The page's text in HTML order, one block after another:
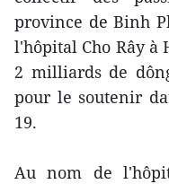
province de Binh
l'hôpital Cho Rây
2 milliards de
pour le soutenir
19.
Au nom de